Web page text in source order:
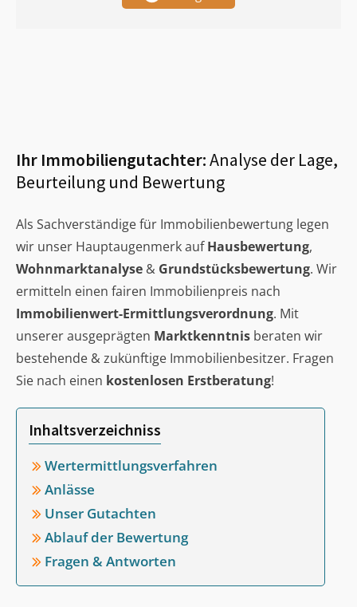
Ihr Immobiliengutachter:Analyse der Lage,
Beurteilung und Bewertung
Als Sachverständige für Immobilienbewertung legen
wir unser Hauptaugenmerk aufHausbewertung,
Wohnmarktanalyse & Grundstücksbewertung. Wir
ermitteln einen fairen Immobilienpreis nach
Immobilienwert-Ermittlungsverordnung. Mit
unserer ausgeprägten Marktkenntnis beraten wir
bestehende & zukünftige Immobilienbesitzer. Fragen
Sie nach einen kostenlosen Erstberatung!
Inhaltsverzeichniss
Wertermittlungsverfahren
Anlässe
Unser Gutachten
Ablauf der Bewertung
Fragen & Antworten